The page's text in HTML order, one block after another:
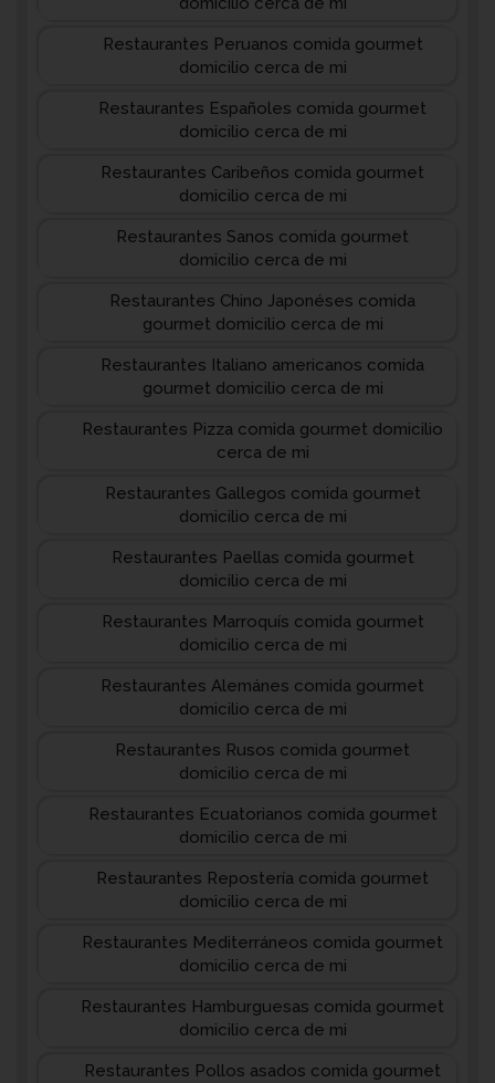
Restaurantes Peruanos comida gourmet
domicilio cerca de mi
Restaurantes Españoles comida gourmet
domicilio cerca de mi
Restaurantes Caribeños comida gourmet
domicilio cerca de mi
Restaurantes Sanos comida gourmet
domicilio cerca de mi
Restaurantes Chino Japonéses comida
gourmet domicilio cerca de mi
Restaurantes Italiano americanos comida
gourmet domicilio cerca de mi
Restaurantes Pizza comida gourmet domicilio
cerca de mi
Restaurantes Gallegos comida gourmet
domicilio cerca de mi
Restaurantes Paellas comida gourmet
domicilio cerca de mi
Restaurantes Marroquís comida gourmet
domicilio cerca de mi
Restaurantes Alemánes comida gourmet
domicilio cerca de mi
Restaurantes Rusos comida gourmet
domicilio cerca de mi
Restaurantes Ecuatorianos comida gourmet
domicilio cerca de mi
Restaurantes Repostería comida gourmet
domicilio cerca de mi
Restaurantes Mediterráneos comida gourmet
domicilio cerca de mi
Restaurantes Hamburguesas comida gourmet
domicilio cerca de mi
Restaurantes Pollos asados comida gourmet